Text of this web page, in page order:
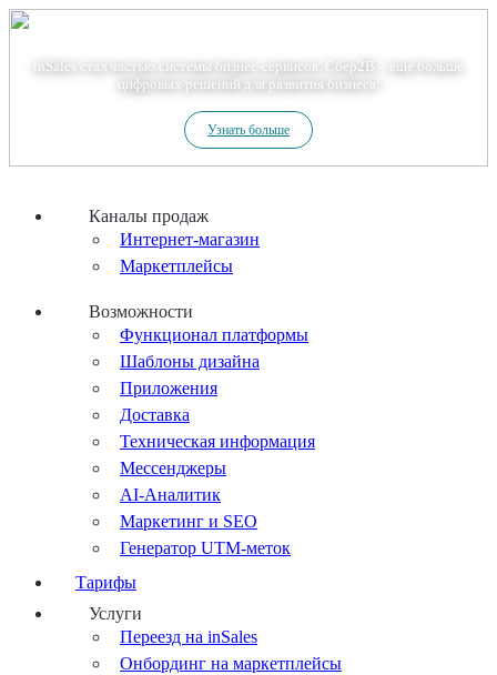
inSales стал частью системы бизнес-сервисов. Сбер2В – еще больше
цифровых решений для развития бизнеса!
Узнать больше
Каналы продаж
Интернет-магазин
Маркетплейсы
Возможности
Функционал платформы
Шаблоны дизайна
Приложения
Доставка
Техническая информация
Мессенджеры
AI-Аналитик
Маркетинг и SEO
Генератор UTM-меток
Тарифы
Услуги
Переезд на inSales
Онбординг на маркетплейсы